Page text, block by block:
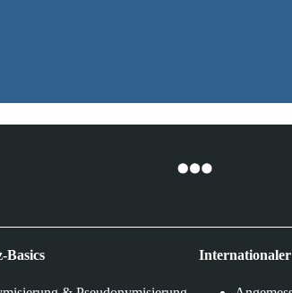
Basics